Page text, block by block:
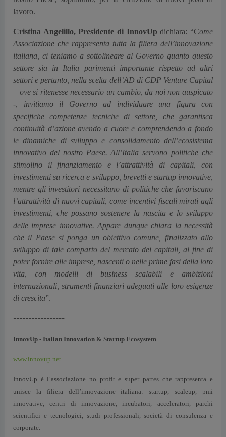
lavoro.
Cristina Angelillo, Presidente di InnovUpdichiara: “Come
Associazione che rappresenta tutta la filiera dell’innovazione
italiana, ci teniamo a sottolineare al Governo quanto questo
settore sia in Italia parimenti importante rispetto ad altri
settori e pertanto, nella scelta dell’AD di CDP Venture Capital
– ove si ritenesse necessario un cambio, da noi non auspicato
-, invitiamo il Governo ad individuare una figura con
specifiche competenze tecniche di settore, che garantisca
continuità d’azione avendo a cuore e comprendendo a fondo
le dinamiche di sviluppo e consolidamento dell’ecosistema
innovativo del nostro Paese. All’Italia servono politiche che
stimolino il finanziamento e l’attrattività di capitali, con
investimenti su ricerca e sviluppo, brevetti e startup innovative,
mentre gli investitori necessitano di politiche che favoriscano
l’attrattività di nuovi capitali, come incentivi fiscali mirati agli
investimenti, che possano sostenere la nascita e lo sviluppo
delle imprese innovative. Appare dunque chiara la necessità
che il Paese si ponga un obiettivo comune, finalizzato allo
sviluppo di tale comparto del mercato dei capitali, al fine di
poter fornire alle imprese, nascenti o nelle prime fasi della loro
vita, con modelli di business scalabili e ambizioni
internazionali, strumenti finanziari adeguati alle loro esigenze
di crescita”.
-----------------
InnovUp - Italian Innovation & Startup Ecosystem
www.innovup.net
InnovUp è l’associazione no profit e super partes che rappresenta e
unisce la filiera dell’innovazione italiana: startup, scaleup, pmi
innovative, centri di innovazione, incubatori, acceleratori, parchi
scientifici e tecnologici, studi professionali, società di consulenza e
corporate.